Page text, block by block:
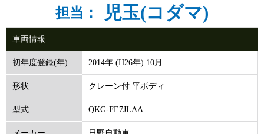
担当： 児玉(コダマ)
車両情報
初年度登録(年) 2014年 (H26年) 10月
形状 クレーン付 平ボディ
型式 QKG-FE7JLAA